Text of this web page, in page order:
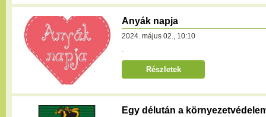
Anyák napja
2024. május 02., 10:10
Részletek
Egy délután a